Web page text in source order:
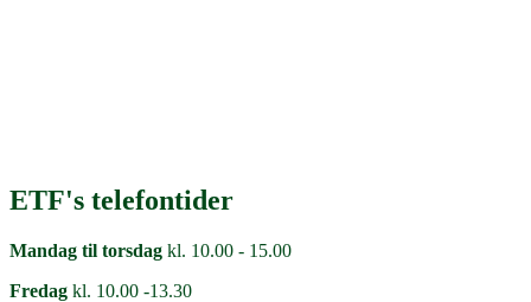
ETF's telefontider
Mandag til torsdag kl. 10.00 - 15.00
Fredag kl. 10.00 -13.30